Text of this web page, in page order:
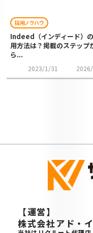
採用ノウハウ
Indeed（インディード）
用方法は？掲載のステップ
ら...
2023/1/31
【運営】
株式会社アド・